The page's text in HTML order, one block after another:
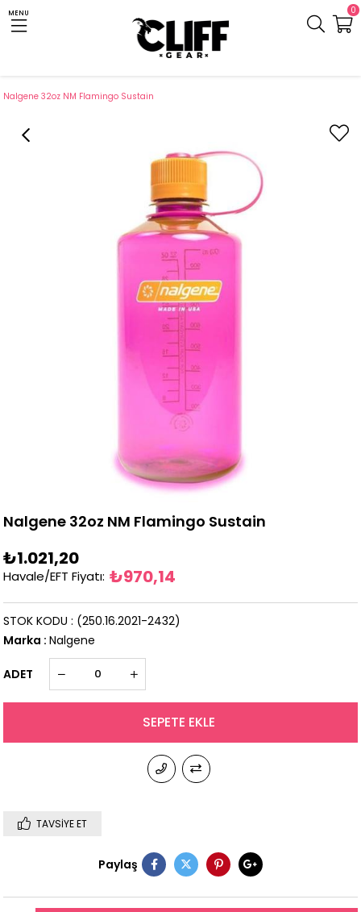
MENU 0
Nalgene 32oz NM Flamingo Sustain
Nalgene 32oz NM Flamingo Sustain
₺1.021,20
Havale/EFT Fiyatı: ₺970,14
(250.16.2021-2432)
STOK KODU
Marka : Nalgene
ADET
TAVSIYE ET
Paylaş